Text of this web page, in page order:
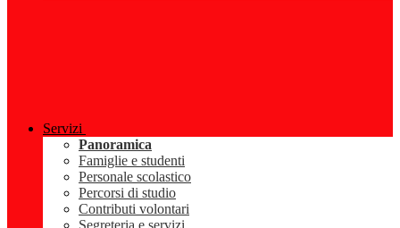
Servizi
Panoramica
Famiglie e studenti
Personale scolastico
Percorsi di studio
Contributi volontari